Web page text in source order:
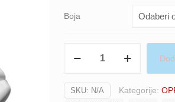
Boja
školjku
SKU: N/A Kategorije: